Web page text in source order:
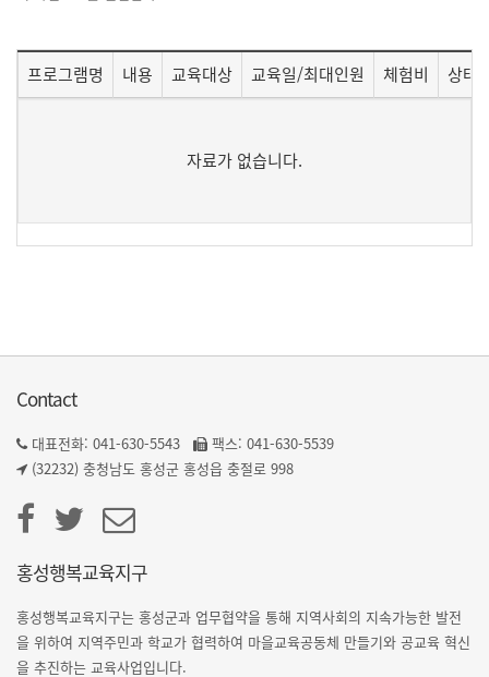
프로그램명 내용 교육대상 교육일/최대인원 체험비 상태/
자료가 없습니다.
Contact
대표전화: 041-630-5543
팩스: 041-630-5539
(32232) 충청남도 홍성군 홍성읍 충절로 998
홍성행복교육지구
홍성행복교육지구는 홍성군과 업무협약을 통해 지역사회의 지속가능한 발전
을 위하여 지역주민과 학교가 협력하여 마을교육공동체 만들기와 공교육 혁신
을 추진하는 교육사업입니다.